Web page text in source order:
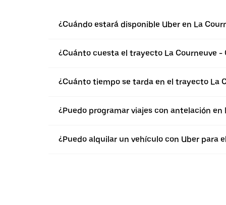
¿Cuándo estará disponible Uber en La
¿Cuánto cuesta el trayecto La Courneuve -
¿Cuánto tiempo se tarda en el trayecto La
¿Puedo programar viajes con antelación en
¿Puedo alquilar un vehículo con Uber para